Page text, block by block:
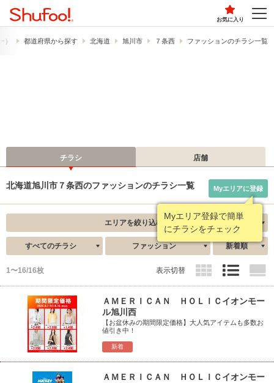
お気に入り
） 都道府県から探す 北海道 旭川市 ７条西 ファッションのチラシ一覧
チラシ 店舗
北海道旭川市７条西のファッションのチラシ一覧
Myエリア登録で簡単
にチラシをチェック
Myエリアに登録
エリアを絞り込む
すべてのチラシ ファッション 新着順
1〜16/16枚 表示切替
新着
ＡＭＥＲＩＣＡＮ ＨＯＬＩＣイオンモー
ル旭川西
【お盆休みの期間限定価格】大人気アイテムも多数お
値引き中！
ＡＭＥＲＩＣＡＮ ＨＯＬＩＣイオンモー